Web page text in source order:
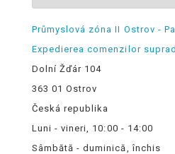
Průmyslová zóna II Ostrov -
Expedierea comenzilor
Dolní Žďár 104
363 01 Ostrov
Česká republika
Luni - vineri, 10:00 - 14:00
Sâmbătă - duminică, închis